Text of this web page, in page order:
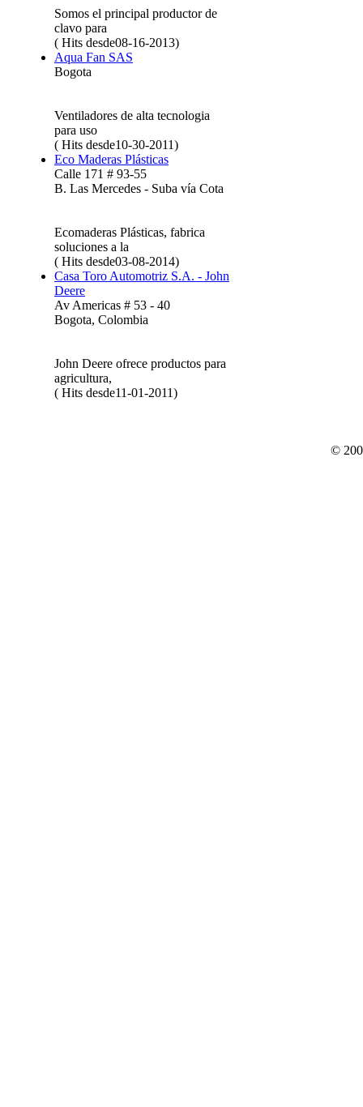
Somos el principal productor de
clavo para
( Hits desde08-16-2013)
Aqua Fan SAS
Bogota
Ventiladores de alta tecnologia
para uso
( Hits desde10-30-2011)
Eco Maderas Plásticas
Calle 171 # 93-55
B. Las Mercedes - Suba vía Cota
Ecomaderas Plásticas, fabrica
soluciones a la
( Hits desde03-08-2014)
Casa Toro Automotriz S.A. - John
Deere
Av Americas # 53 - 40
Bogota, Colombia
John Deere ofrece productos para
agricultura,
( Hits desde11-01-2011)
©